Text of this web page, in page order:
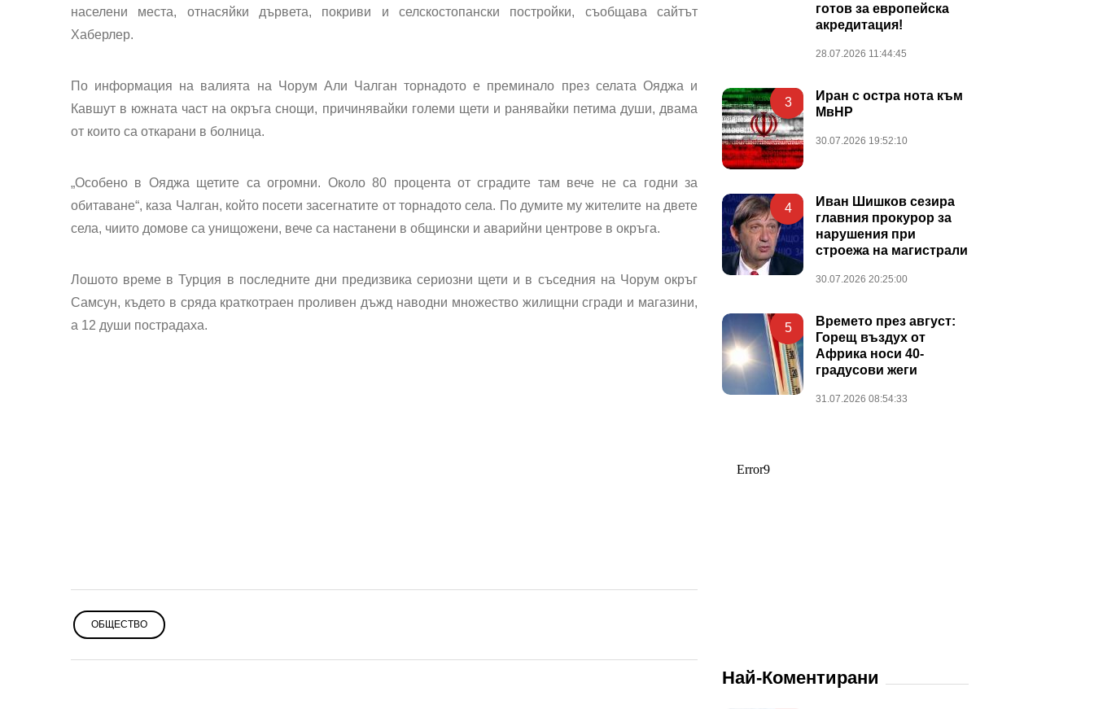
населени места, отнасяйки дървета, покриви и селскостопански постройки, съобщава сайтът
Хаберлер.
По информация на валията на Чорум Али Чалган торнадото е преминало през селата Ояджа и
Кавшут в южната част на окръга снощи, причинявайки големи щети и ранявайки петима души, двама
от които са откарани в болница.
„Особено в Ояджа щетите са огромни. Около 80 процента от сградите там вече не са годни за
обитаване“, каза Чалган, който посети засегнатите от торнадото села. По думите му жителите на двете
села, чиито домове са унищожени, вече са настанени в общински и аварийни центрове в окръга.
Лошото време в Турция в последните дни предизвика сериозни щети и в съседния на Чорум окръг
Самсун, където в сряда краткотраен проливен дъжд наводни множество жилищни сгради и магазини,
а 12 души пострадаха.
ОБЩЕСТВО
готов за европейска
акредитация!
28.07.2026 11:44:45
3
Иран с остра нота към
МвНР
30.07.2026 19:52:10
4
Иван Шишков сезира
главния прокурор за
нарушения при
строежа на магистрали
30.07.2026 20:25:00
5
Времето през август:
Горещ въздух от
Африка носи 40-
градусови жеги
31.07.2026 08:54:33
Най-Коментирани